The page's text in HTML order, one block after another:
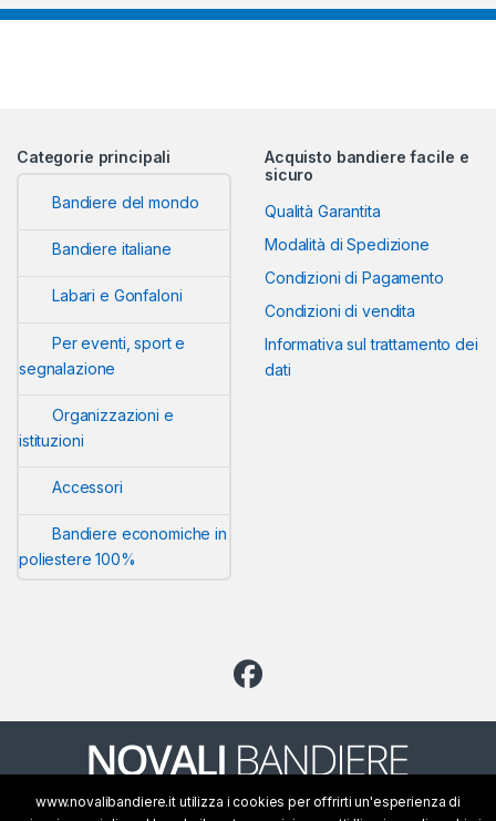
Categorie principali
Bandiere del mondo
Bandiere italiane
Labari e Gonfaloni
Per eventi, sport e
segnalazione
Organizzazioni e
istituzioni
Accessori
Bandiere economiche in
poliestere 100%
Acquisto bandiere facile e
sicuro
Qualità Garantita
Modalità di Spedizione
Condizioni di Pagamento
Condizioni di vendita
Informativa sul trattamento dei
dati
Bisogno di aiuto? CHIAMACI!
www.novalibandiere.it utilizza i cookies per offrirti un'esperienza di